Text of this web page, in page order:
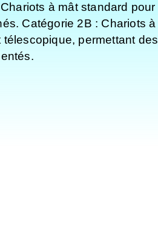
à mât standard pour
Catégorie 2B : Chariots à
permettant des